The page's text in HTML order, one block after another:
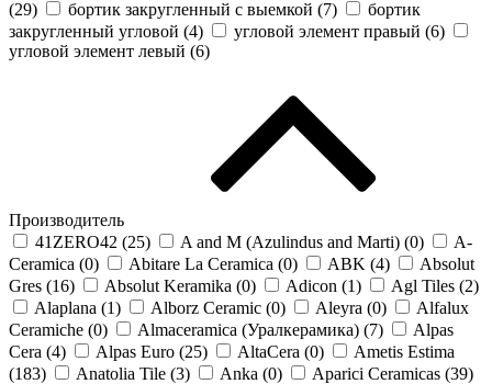
(29) бортик закругленный с выемкой (7)
бортик
закругленный угловой (4) угловой элемент правый (6)
угловой элемент левый (6)
Производитель
41ZERO42 (25) A and M (Azulindus and Marti) (0)
A-
Ceramica (0) Abitare La Ceramica (0) ABK (4)
Absolut
Gres (16) Absolut Keramika (0) Adicon (1) Agl Tiles (2)
Alaplana (1) Alborz Ceramic (0) Aleyra (0)
Alfalux
Ceramiche (0) Almaceramica (Уралкерамика) (7)
Alpas
Cera (4) Alpas Euro (25) AltaCera (0)
Ametis Estima
(183) Anatolia Tile (3) Anka (0) Aparici Ceramicas (39)